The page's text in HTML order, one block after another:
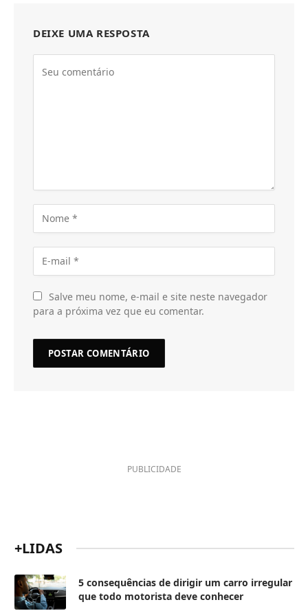
DEIXE UMA RESPOSTA
Salve meu nome, e-mail e site neste navegador
para a próxima vez que eu comentar.
PUBLICIDADE
+LIDAS
5 consequências de dirigir um carro irregular
que todo motorista deve conhecer